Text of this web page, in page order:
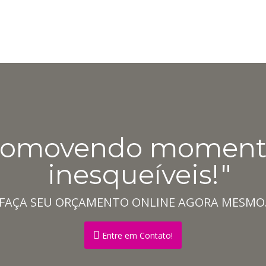
inesqueíveis!
SEU ORÇAMENTO ONLINE AGORA
Entre em Contato!